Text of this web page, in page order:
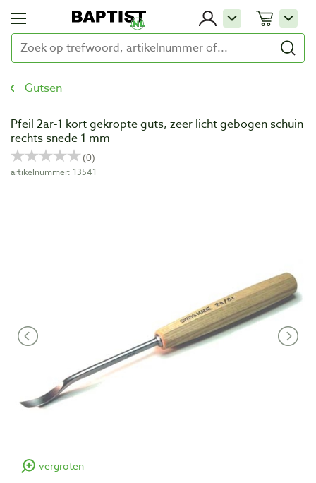
Gutsen
Pfeil 2ar-1 kort gekropte guts, zeer licht gebogen schuin
rechts snede 1 mm
artikelnummer: 13541
vergroten